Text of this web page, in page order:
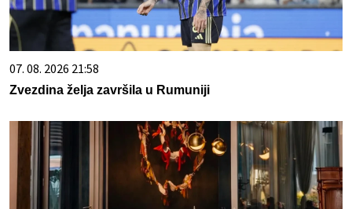
07. 08. 2026 21:58
Zvezdina želja završila u Rumuniji